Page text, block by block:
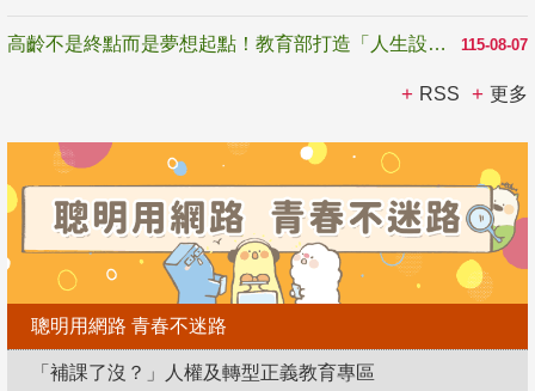
115-08-07
高齡不是終點而是夢想起點！教育部打造「人生設計夢工場」 參展第3屆高齡健康產業博覽會
RSS 更多
聰明用網路 青春不迷路
「補課了沒？」人權及轉型正義教育專區